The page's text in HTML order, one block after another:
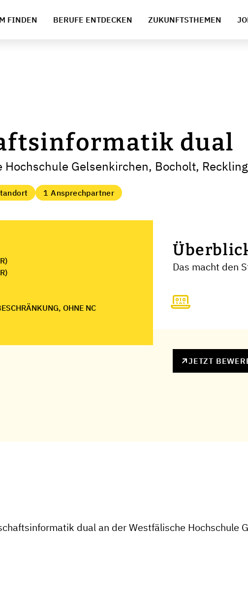
FINDEN BERUFE ENTDECKEN ZUKUNFTSTHEMEN
dual
Hochschule Gelsenkirchen, Bocholt,
1 Ansprechpartner
OHNE NC
Das macht den
JETZT
dual an der Westfälische Hochschule